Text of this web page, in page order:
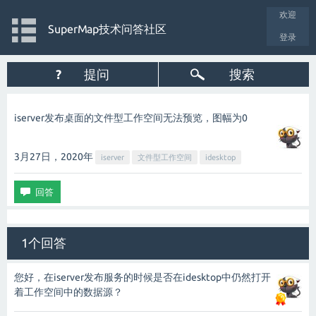
欢迎
登录
SuperMap技术问答社区
? 提问 搜索
iserver发布桌面的文件型工作空间无法预览，图幅为0
3月27日，2020年 iserver 文件型工作空间 idesktop
1个回答
您好，在iserver发布服务的时候是否在idesktop中仍然打开
着工作空间中的数据源？